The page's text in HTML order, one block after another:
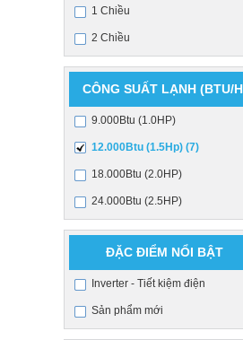
1 Chiều
2 Chiều
CÔNG SUẤT LẠNH (BTU/
9.000Btu (1.0HP)
12.000Btu (1.5Hp) (7)
18.000Btu (2.0HP)
24.000Btu (2.5HP)
ĐẶC ĐIỂM NỔI BẬT
Inverter - Tiết kiệm điện
Sản phẩm mới